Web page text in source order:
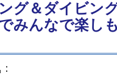
グ＆ダイビン
みんなで楽し